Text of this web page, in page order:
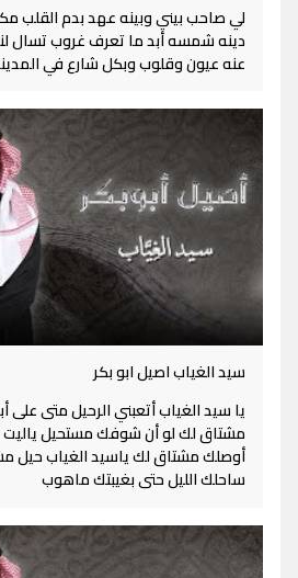
لي صاحب بيني وبينه عهد بدم القلب
دينه شمسه أبد ما تعرف غروب تسال
عنه عيون وقلوب وبكل شارع في
سيد الغياب اصيل ابو بكر
يا سيد الغياب أتعبني الرحيل متى على
مشتاق لك لو أن شوفك مستحيل ياليت
أوصلك مشتاق لك ياسيد الغياب حيل
ساحلك الليل حتى بغيبتك ماهوب